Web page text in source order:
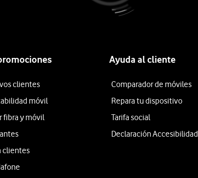
clientes
móvil
fibra y móvil
clientes
Ayuda al cliente
Comparador de móviles
Repara tu dispositivo
Tarifa social
Declaración Accesibilidad